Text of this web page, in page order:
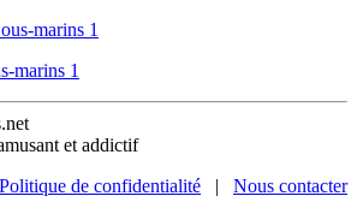
marins 1
et addictif
Politique de confidentialité | Nous contacter